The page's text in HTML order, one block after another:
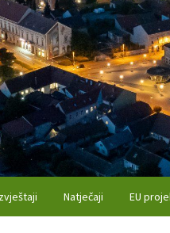
Natječaji EU